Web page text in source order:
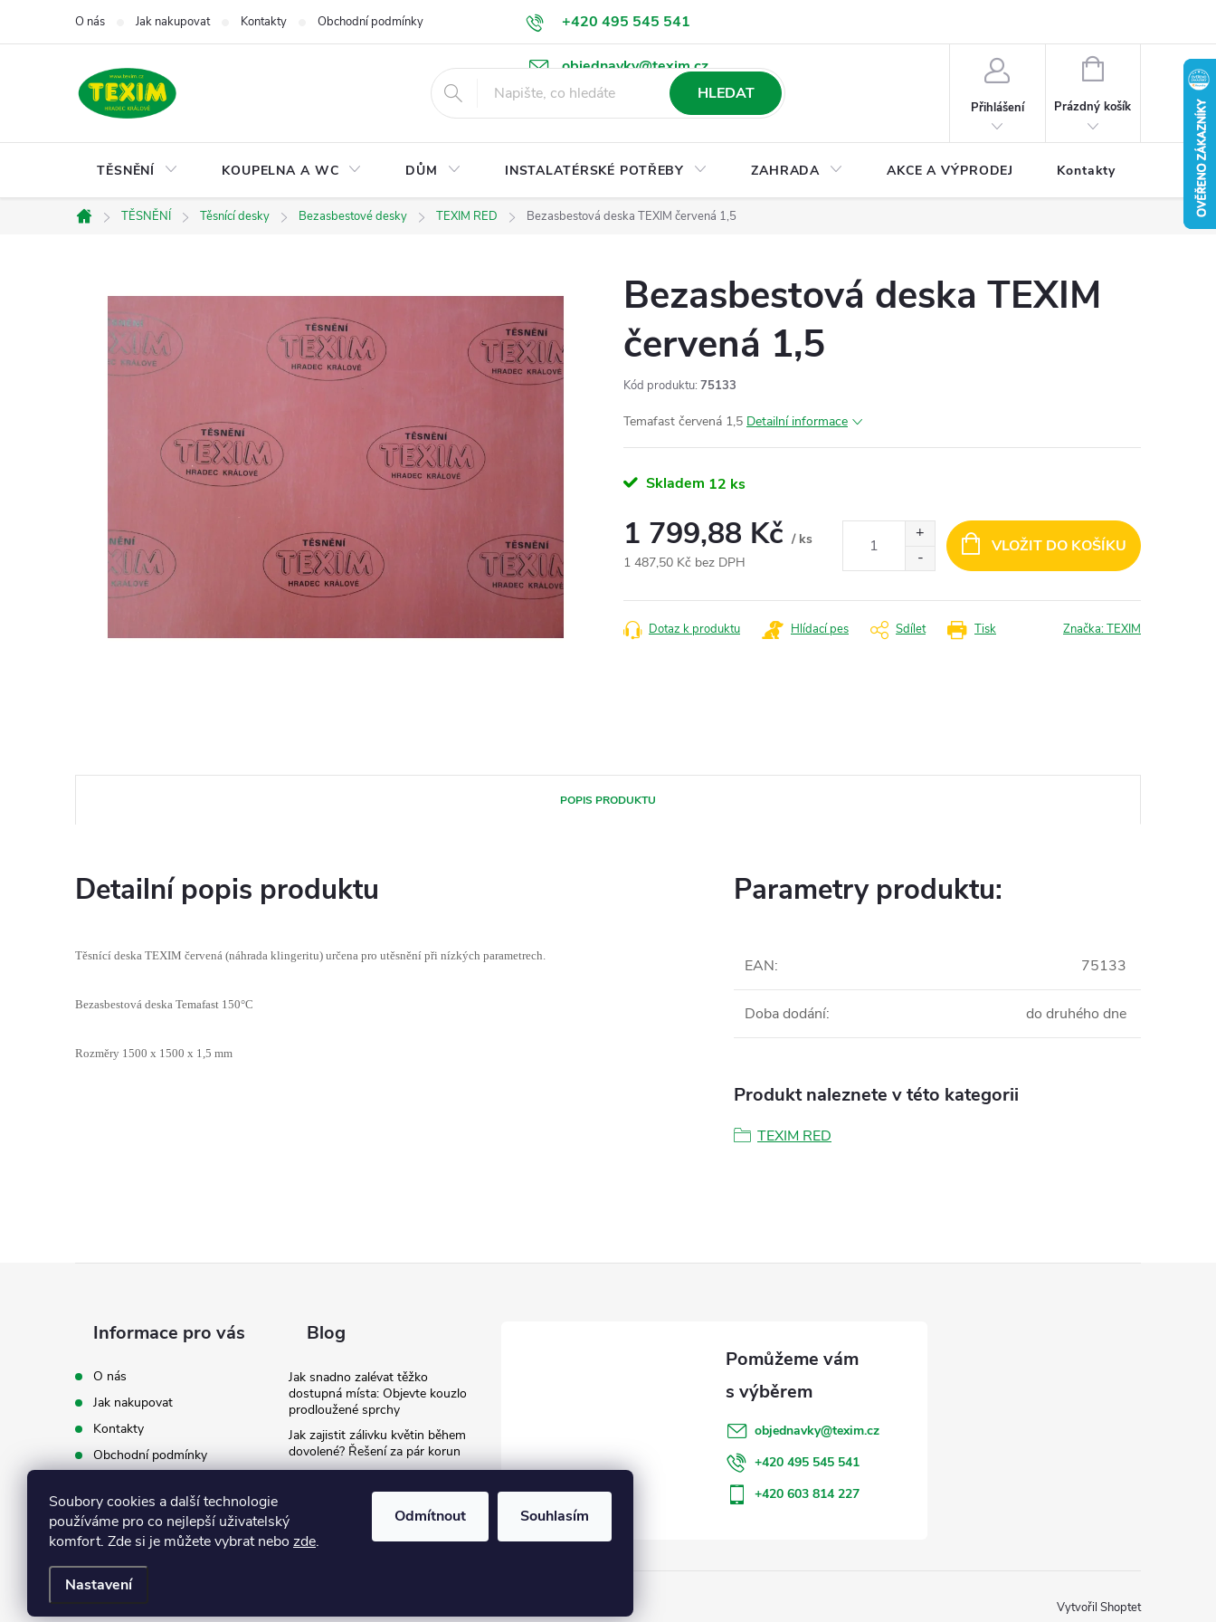
Soubory cookies a další technologie
používáme pro co nejlepší uživatelský
komfort. Zde si je můžete vybrat nebo zde.
Nastavení
Odmítnout Souhlasím
+420 495 545 541
objednavky@texim.cz
O nás Jak nakupovat Kontakty Obchodní podmínky Podmínky ochrany osobních údajů Ke stažení
HLEDAT
Přihlášení
NÁKUPNÍ
Prázdný košík
TĚSNĚNÍ KOUPELNA A WC DŮM INSTALATÉRSKÉ POTŘEBY ZAHRADA AKCE A VÝPRODEJ Kontakty
Domů
TĚSNĚNÍ Těsnící desky Bezasbestové desky TEXIM RED Bezasbestová deska TEXIM červená 1,5
Bezasbestová deska TEXIM
červená 1,5
Kód produktu: 75133
Temafast červená 1,5 Detailní informace
Skladem 12 ks
1 799,88 Kč / ks
1 487,50 Kč bez DPH
cena:
VLOŽIT DO KOŠÍKU
Tisk
Dotaz k produktu Hlídací pes Sdílet Značka:TEXIM
POPIS PRODUKTU
Detailní popis produktu
Těsnící deska TEXIM červená (náhrada klingeritu) určena pro utěsnění při nízkých parametrech.
Bezasbestová deska Temafast 150°C
Rozměry 1500 x 1500 x 1,5 mm
Parametry produktu:
EAN: 75133
Doba dodání: do druhého dne
Produkt naleznete v této kategorii
TEXIM RED
Informace pro vás
O nás
Jak nakupovat
Kontakty
Obchodní podmínky
údajů
Ke stažení
Blog
Jak snadno zalévat těžko
dostupná místa: Objevte kouzlo
prodloužené sprchy
Jak zajistit zálivku květin během
dovolené? Řešení za pár korun
záda při zalévání
objednavky@texim.cz
+420 495 545 541
+420 603 814 227
Vytvořil Shoptet